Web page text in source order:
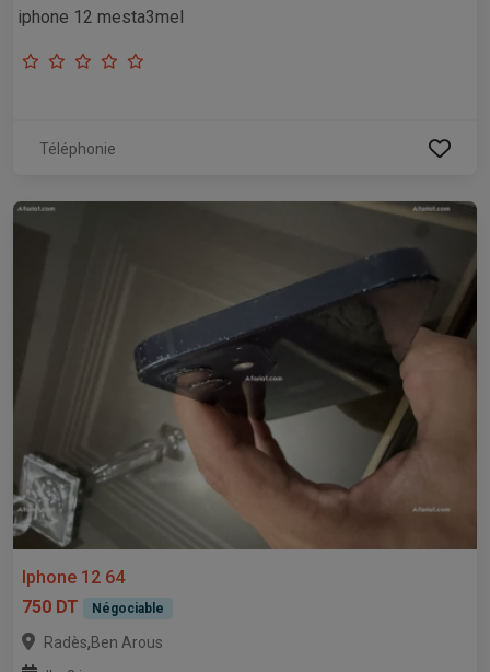
iphone 12 mesta3mel
Téléphonie
Iphone 12 64
750 DT
Négociable
Radès,Ben Arous